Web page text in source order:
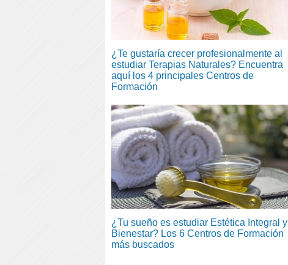
¿Te gustaría crecer profesionalmente al
estudiar Terapias Naturales? Encuentra
aquí los 4 principales Centros de
Formación
¿Tu sueño es estudiar Estética Integral y
Bienestar? Los 6 Centros de Formación
más buscados